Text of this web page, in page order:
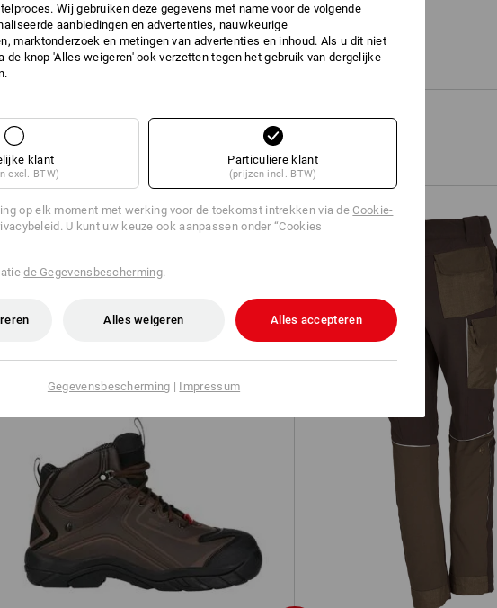
Alle details vergelijken
Functioneel cargobroek
e.s.dynashield, dames
e.s. S3 Veiligheidsschoenen Kajam
Wij gebruiken deze gegevens met name voor de volgende
aanbiedingen en advertenties, nauwkeurige
marktonderzoek en metingen van advertenties en inhoud. Als u dit niet
de knop 'Alles weigeren' ook verzetten tegen het gebruik van dergelijke
klant
excl. BTW)
Particuliere klant
(prijzen incl. BTW)
op elk moment met werking voor de toekomst intrekken via deCookie-
U kunt uw keuze ook aanpassen onder “Cookies
de Gegevensbescherming.
Alles weigeren Alles accepteren
Gegevensbescherming | Impressum